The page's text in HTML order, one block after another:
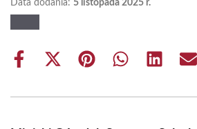
Data dodania: 5 listopada 2025 r.
Share
Share
(Twitter)
Share Share Share